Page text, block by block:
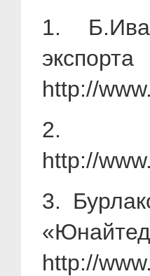
1.
http://
2.
http://
3.
http://